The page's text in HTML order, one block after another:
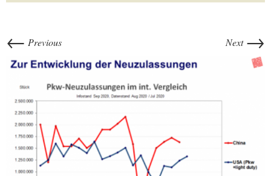
← Previous Next →